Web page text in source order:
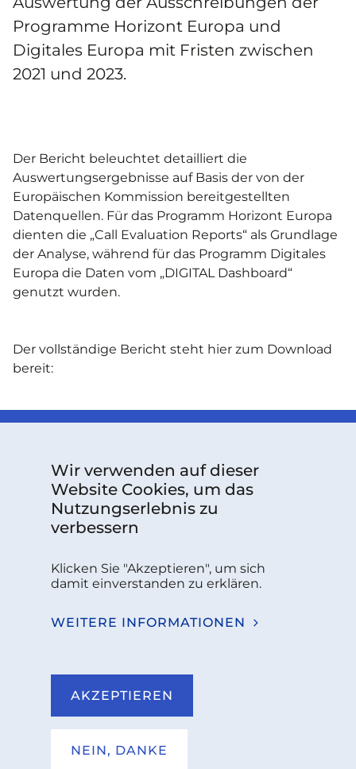
Programme Horizont Europa und
Digitales Europa mit Fristen zwischen
2021 und 2023.
Der Bericht beleuchtet detailliert die
Auswertungsergebnisse auf Basis der von der
Europäischen Kommission bereitgestellten
Datenquellen. Für das Programm Horizont Europa
dienten die „Call Evaluation Reports“ als Grundlage
der Analyse, während für das Programm Digitales
Europa die Daten vom „DIGITAL Dashboard“
genutzt wurden.
Der vollständige Bericht steht hier zum Download
bereit:
Projekt wird vom Europäischen Kompetenzzentrum
für Cybersicherheit unterstützt.
KONTAKT
Follow us:
Wir verwenden auf dieser
Website Cookies, um das
Nutzungserlebnis zu
verbessern
Klicken Sie "Akzeptieren", um sich
damit einverstanden zu erklären.
WEITERE INFORMATIONEN
AKZEPTIEREN
NEIN, DANKE